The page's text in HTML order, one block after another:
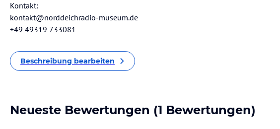
Kontakt:
kontakt@norddeichradio-museum.de
+49 49319 733081
Beschreibung bearbeiten
Neueste Bewertungen (1 Bewertungen)